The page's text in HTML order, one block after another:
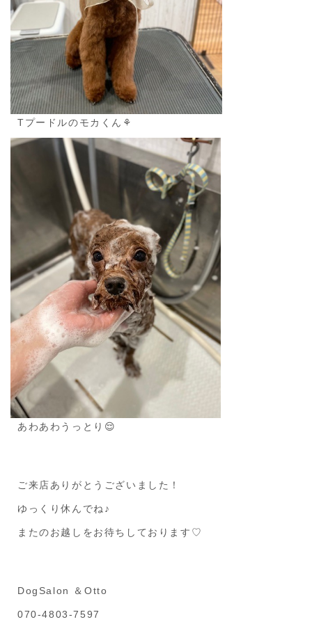
Tプードルのモカくん⚘
あわあわうっとり😌
ご来店ありがとうございました！
ゆっくり休んでね♪
またのお越しをお待ちしております♡
DogSalon ＆Otto
070-4803-7597